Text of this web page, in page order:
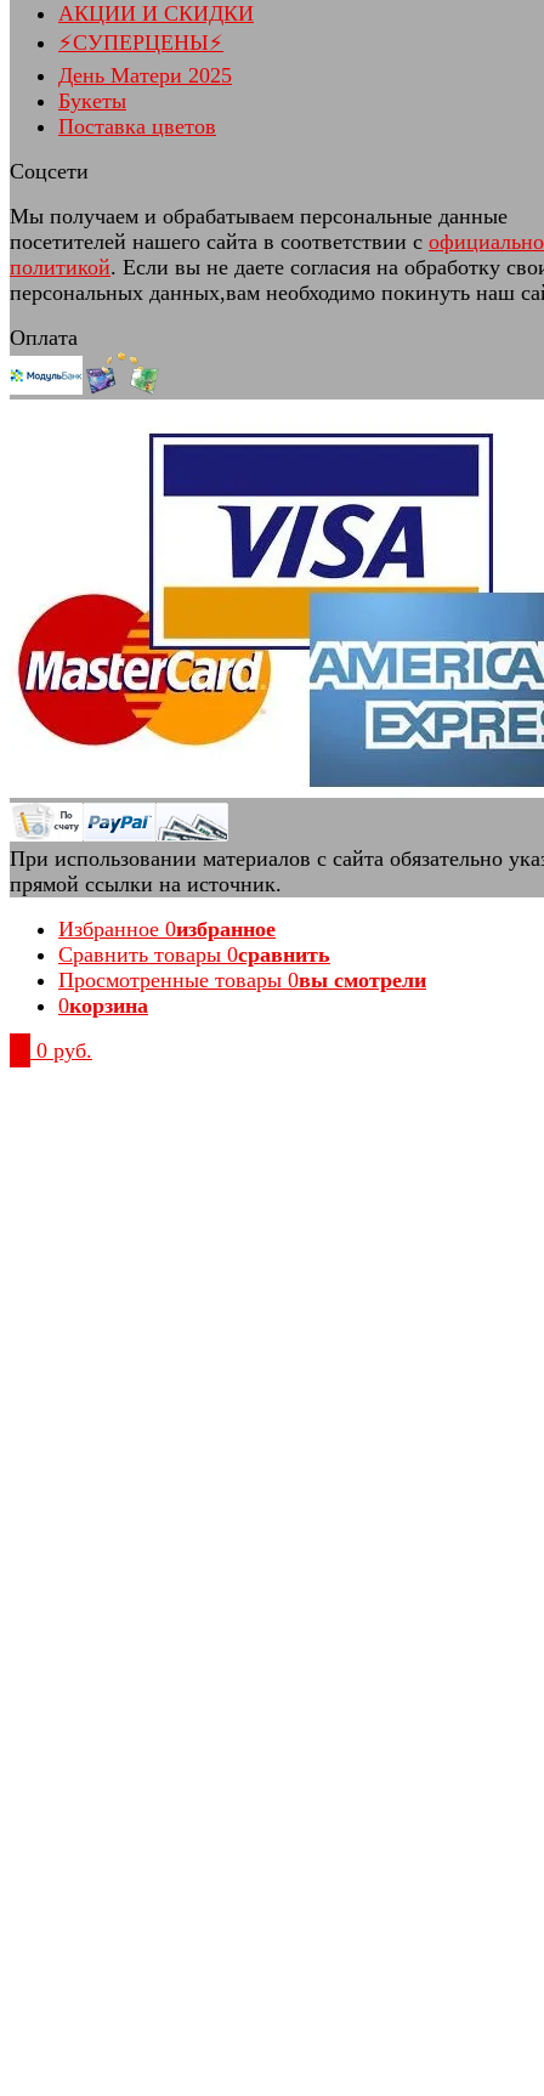
АКЦИИ И СКИДКИ
⚡СУПЕРЦЕНЫ⚡
День Матери 2025
Букеты
Поставка цветов
Соцсети
Мы получаем и обрабатываем персональные данные
посетителей нашего сайта в соответствии с
политикой. Если вы не даете согласия на обработку
персональных данных,вам необходимо покинуть наш
Оплата
При использовании материалов с сайта обязательно
прямой ссылки на источник.
Избранное 0избранное
Сравнить товары 0сравнить
Просмотренные товары 0вы смотрели
0корзина
0 руб.